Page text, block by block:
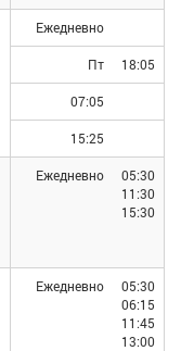
Ежедневно
Пт 18:05
07:05
15:25
Ежедневно
05:30
11:30
15:30
Ежедневно
05:30
06:15
11:45
13:00